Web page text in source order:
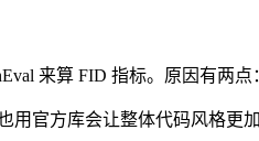
来算 FID 指标。原因有两点
用官方库会让整体代码风格更